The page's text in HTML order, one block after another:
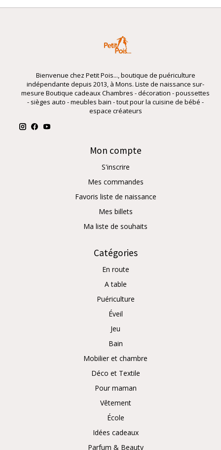
Bienvenue chez Petit Pois..., boutique de puériculture
indépendante depuis 2013, à Mons. Liste de naissance sur-
mesure Boutique cadeaux Chambres - décoration - poussettes
- sièges auto - meubles bain - tout pour la cuisine de bébé -
espace créateurs
Mon compte
S'inscrire
Mes commandes
Favoris liste de naissance
Mes billets
Ma liste de souhaits
Catégories
En route
A table
Puériculture
Éveil
Jeu
Bain
Mobilier et chambre
Déco et Textile
Pour maman
Vêtement
École
Idées cadeaux
Parfum & Beauty